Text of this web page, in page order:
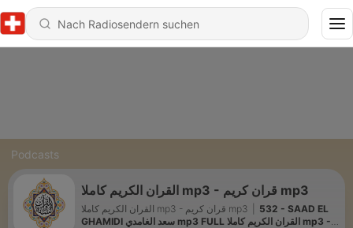
Podcasts
القران الكريم كاملا mp3 - قران كريم mp3
القران الكريم كاملا mp3 - قران كريم mp3
532 - SAAD EL
GHAMIDI سعد الغامدي mp3 FULL القران الكريم كاملا mp3 -